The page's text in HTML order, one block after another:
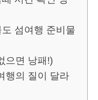
섬여행 준비물
으면 낭패!)
행의 질이 달라